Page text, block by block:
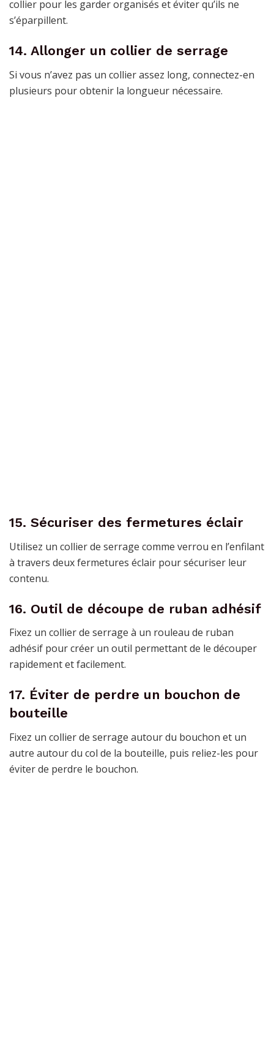
collier pour les garder organisés et éviter qu’ils ne
s’éparpillent.
14. Allonger un collier de serrage
Si vous n’avez pas un collier assez long, connectez-en
plusieurs pour obtenir la longueur nécessaire.
15. Sécuriser des fermetures éclair
Utilisez un collier de serrage comme verrou en l’enfilant
à travers deux fermetures éclair pour sécuriser leur
contenu.
16. Outil de découpe de ruban adhésif
Fixez un collier de serrage à un rouleau de ruban
adhésif pour créer un outil permettant de le découper
rapidement et facilement.
17. Éviter de perdre un bouchon de
bouteille
Fixez un collier de serrage autour du bouchon et un
autre autour du col de la bouteille, puis reliez-les pour
éviter de perdre le bouchon.